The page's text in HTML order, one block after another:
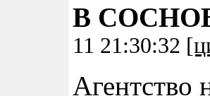
В
11 21:30:32
Агентство